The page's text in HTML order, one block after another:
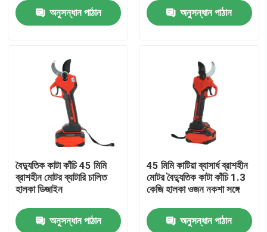
আমাদের সম্বন্ধে
কারখানার প্রদর্শন
আমাদের সাথে যোগাযোগ
অনুসন্ধান পাঠান
অনুসন্ধান পাঠান
বৈদ্যুতিক কাটা কাঁচি 45 মিমি
ব্রাশহীন মোটর ব্যাটারি চালিত
হালকা ডিজাইন
অনুসন্ধান পাঠান
45 মিমি কাটিয়া ব্যাসার্ধ ব্রাশহীন
মোটর বৈদ্যুতিক কাটা কাঁচি 1.3
কেজি হালকা ওজন নকশা সঙ্গে
অনুসন্ধান পাঠান